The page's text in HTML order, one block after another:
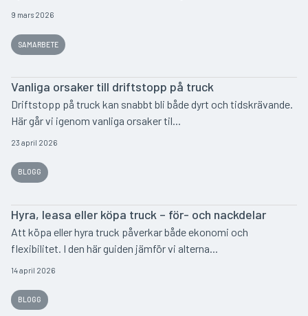
9 mars 2026
SAMARBETE
Vanliga orsaker till driftstopp på truck
Driftstopp på truck kan snabbt bli både dyrt och tidskrävande.
Här går vi igenom vanliga orsaker til...
23 april 2026
BLOGG
Hyra, leasa eller köpa truck – för- och nackdelar
Att köpa eller hyra truck påverkar både ekonomi och
flexibilitet. I den här guiden jämför vi alterna...
14 april 2026
BLOGG